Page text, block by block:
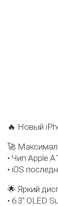
🔥 Новый
🚀
• Чип Apple
• iOS
🌟 Яркий
• 6.3" OLED